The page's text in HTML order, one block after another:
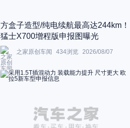
方盒子造型/纯电续航最高达244km！
猛士X700增程版申报图曝光
之家原创车闻 434浏览 2026/08/07